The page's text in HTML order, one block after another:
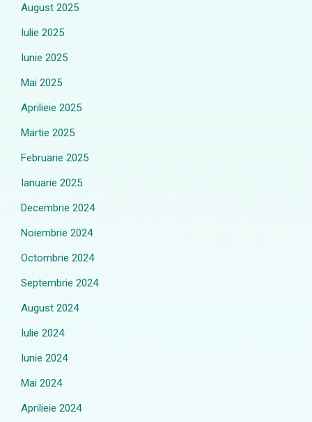
August 2025
Iulie 2025
Iunie 2025
Mai 2025
Aprilieie 2025
Martie 2025
Februarie 2025
Ianuarie 2025
Decembrie 2024
Noiembrie 2024
Octombrie 2024
Septembrie 2024
August 2024
Iulie 2024
Iunie 2024
Mai 2024
Aprilieie 2024